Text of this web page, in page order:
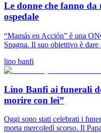
Le donne che fanno
ospedale
“Mamás en Acción” è una
Spagna. Il suo obiettivo è
lino banfi
Lino Banfi ai funerali
morire con lei”
Oggi sono stati celebrati i
morta mercoledì scorso. Il